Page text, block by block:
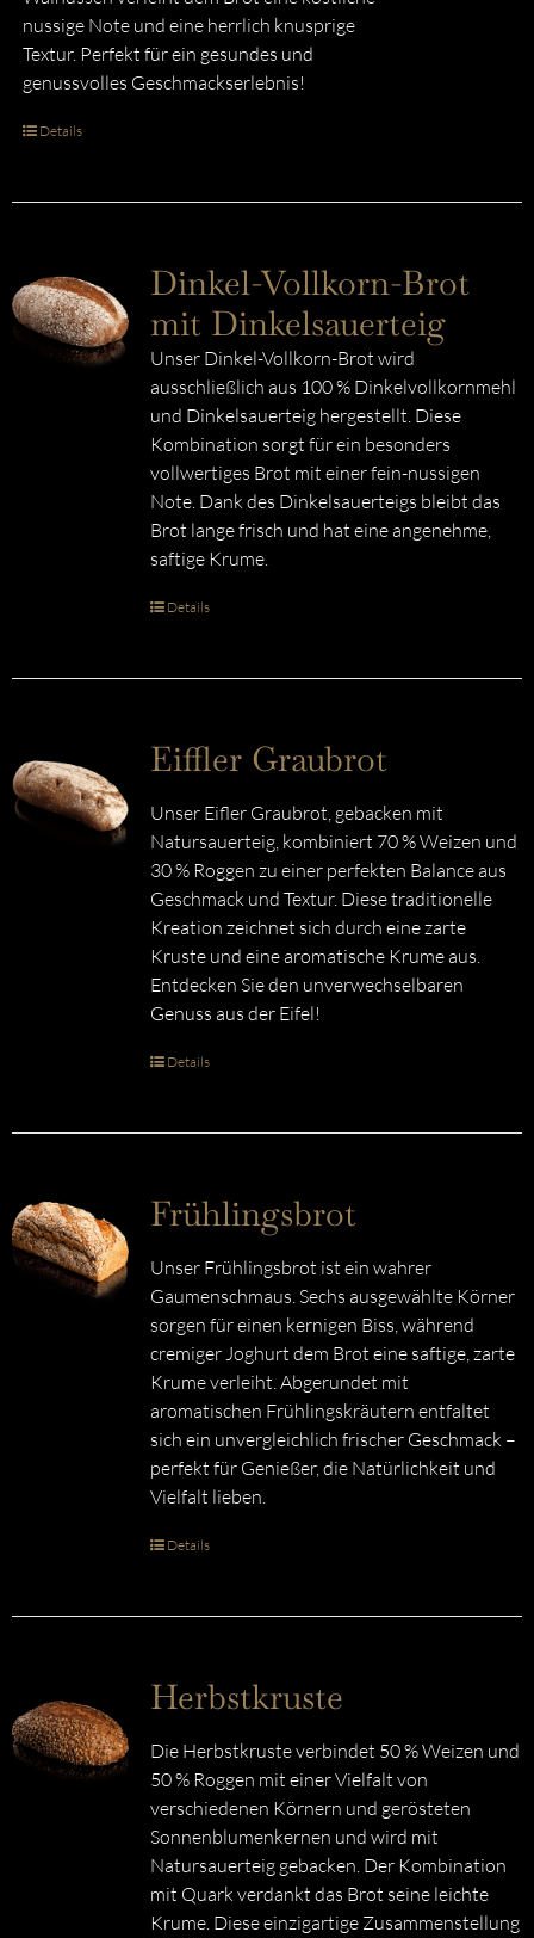
nussige Note und eine herrlich knusprige
Textur. Perfekt für ein gesundes und
genussvolles Geschmackserlebnis!
Details
Dinkel-Vollkorn-Brot
mit Dinkelsauerteig
Unser Dinkel-Vollkorn-Brot wird
ausschließlich aus 100 % Dinkelvollkornmehl
und Dinkelsauerteig hergestellt. Diese
Kombination sorgt für ein besonders
vollwertiges Brot mit einer fein-nussigen
Note. Dank des Dinkelsauerteigs bleibt das
Brot lange frisch und hat eine angenehme,
saftige Krume.
Details
Eiffler Graubrot
Unser Eifler Graubrot, gebacken mit
Natursauerteig, kombiniert 70 % Weizen und
30 % Roggen zu einer perfekten Balance aus
Geschmack und Textur. Diese traditionelle
Kreation zeichnet sich durch eine zarte
Kruste und eine aromatische Krume aus.
Entdecken Sie den unverwechselbaren
Genuss aus der Eifel!
Details
Frühlingsbrot
Unser Frühlingsbrot ist ein wahrer
Gaumenschmaus. Sechs ausgewählte Körner
sorgen für einen kernigen Biss, während
cremiger Joghurt dem Brot eine saftige, zarte
Krume verleiht. Abgerundet mit
aromatischen Frühlingskräutern entfaltet
sich ein unvergleichlich frischer Geschmack –
perfekt für Genießer, die Natürlichkeit und
Vielfalt lieben.
Details
Herbstkruste
Die Herbstkruste verbindet 50 % Weizen und
50 % Roggen mit einer Vielfalt von
verschiedenen Körnern und gerösteten
Sonnenblumenkernen und wird mit
Natursauerteig gebacken. Der Kombination
mit Quark verdankt das Brot seine leichte
Krume. Diese einzigartige Zusammenstellung